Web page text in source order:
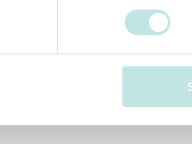
Positieve psychologie
succesvol en zinvol te leven.